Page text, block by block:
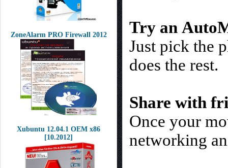
ZoneAlarm PRO Firewall 2012
Xubuntu 12.04.1 OEM x86
[10.2012]
Try an
Just pick the
does the rest.
Share with
Once your
networking